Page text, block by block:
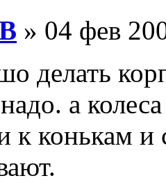
» 04 фев
делать
а
к конькам и